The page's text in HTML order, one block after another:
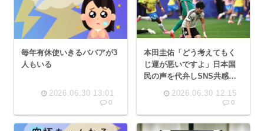
毎年有休使いきるババアが3
人もいる
2026.06.30 13:01
0
本田圭佑「どう考えてもく
じ運が悪いですよ」日本国
民の声を代弁しSNS共感
2026.06.30 12:15
0